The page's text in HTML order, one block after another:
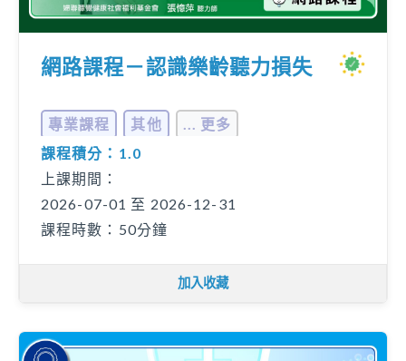
網路課程－認識樂齡聽力損失
專業課程 其他
... 更多
課程積分：1.0
上課期間：
2026-07-01 至 2026-12-31
課程時數：50分鐘
加入收藏